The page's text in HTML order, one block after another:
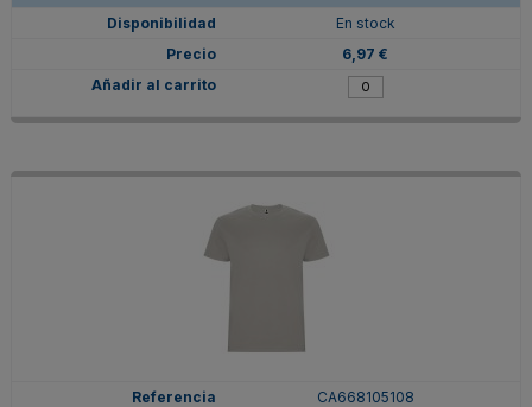
En stock
6,97 €
CA668105108